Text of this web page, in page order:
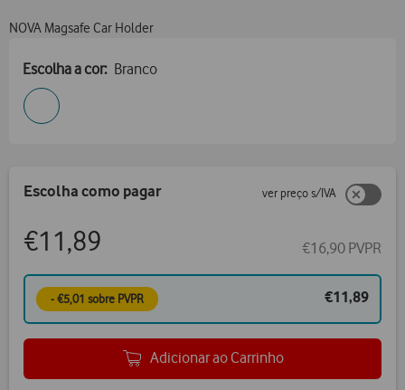
NOVA Magsafe Car Holder
Escolha a cor: Branco
Escolha como pagar ver preço s/IVA
€11,89 €16,90 PVPR
- €5,01 sobre PVPR €11,89
Adicionar ao Carrinho